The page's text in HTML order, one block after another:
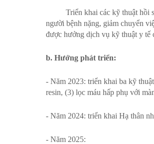
Triển khai các kỹ thuật hồi
người bệnh nặng, giảm chuyển
được hưởng dịch vụ kỹ thuật y tế
b. Hướng phát triển:
- Năm 2023: triển khai ba kỹ
resin, (3) lọc máu hấp phụ với
- Năm 2024: triển khai Hạ thân
- Năm 2025: